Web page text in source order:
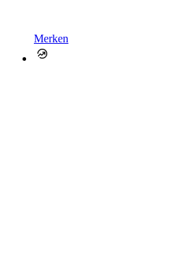
Merken